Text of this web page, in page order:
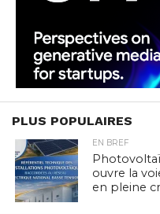
PLUS POPULAIRES
EN BREF
ouvre la
en pleine